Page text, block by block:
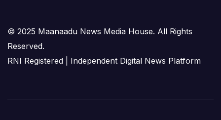
© 2025 Maanaadu News Media House. All Rights
Reserved.
RNI Registered | Independent Digital News Platform